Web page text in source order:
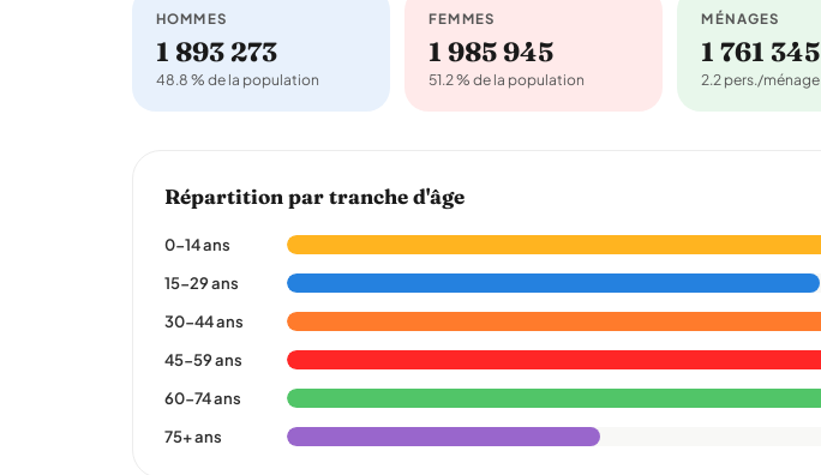
HOMMES
1 893 273
48.8 % de la population
FEMMES
1 985 945
51.2 % de la population
MÉNAGES
1 761 345
2.2 pers./ménage
Répartition par tranche d'âge
0-14 ans
15-29 ans
30-44 ans
45-59 ans
60-74 ans
75+ ans